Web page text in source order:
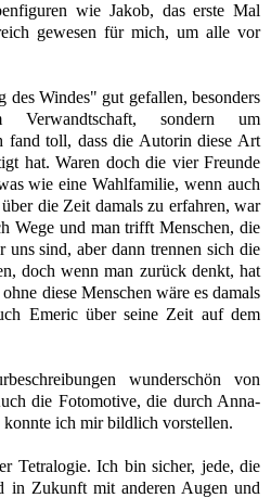
wie Jakob, das erste Mal
gewesen für mich, um alle vor
Windes" gut gefallen, besonders
sondern um
fand toll, dass die Autorin diese Art
hat. Waren doch die vier Freunde
wie eine Wahlfamilie, wenn auch
die Zeit damals zu erfahren, war
Wege und man trifft Menschen, die
sind, aber dann trennen sich die
doch wenn man zurück denkt, hat
diese Menschen wäre es damals
Emeric über seine Zeit auf dem
wunderschön von
die Fotomotive, die durch Anna-
konnte ich mir bildlich vorstellen.
Tetralogie. Ich bin sicher, jede, die
in Zukunft mit anderen Augen und